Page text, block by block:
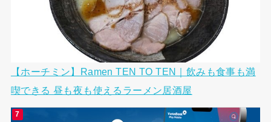
【ホーチミン】Ramen TEN TO TEN｜飲みも食事も満
喫できる 昼も夜も使えるラーメン居酒屋